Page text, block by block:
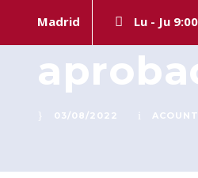
Madrid Lu - Ju
La
03/08/2022